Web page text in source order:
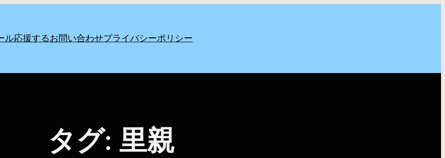
ル応援するお問い合わせプライバシーポリシー
タグ: 里親